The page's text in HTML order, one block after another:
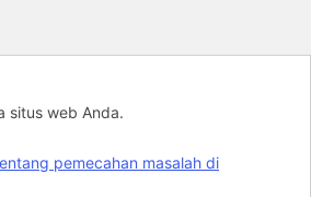
situs web Anda.
pemecahan masalah di